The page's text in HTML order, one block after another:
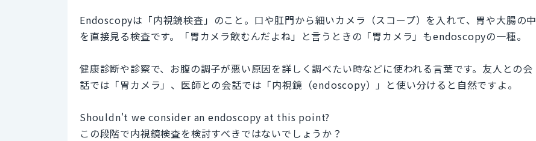
Endoscopyは「内視鏡検査」のこと。口や肛門から細いカメラ（スコープ）を入れて、胃や大腸の中
を直接見る検査です。「胃カメラ飲むんだよね」と言うときの「胃カメラ」もendoscopyの一種。
健康診断や診察で、お腹の調子が悪い原因を詳しく調べたい時などに使われる言葉です。友人との会
話では「胃カメラ」、医師との会話では「内視鏡（endoscopy）」と使い分けると自然ですよ。
Shouldn't we consider an endoscopy at this point?
この段階で内視鏡検査を検討すべきではないでしょうか？